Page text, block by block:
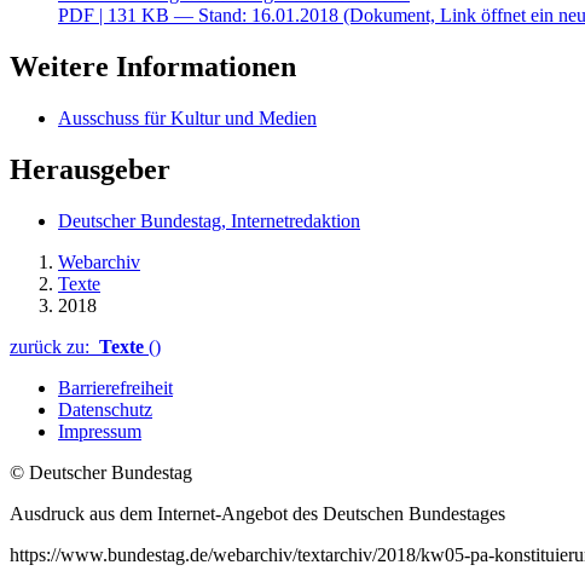
PDF | 131 KB — Stand: 16.01.2018 (Dokument, Link öffnet ein
Weitere Informationen
Ausschuss für Kultur und Medien
Herausgeber
Deutscher Bundestag, Internetredaktion
Webarchiv
Texte
2018
zurück zu: Texte ()
Barrierefreiheit
Datenschutz
Impressum
© Deutscher Bundestag
Ausdruck aus dem Internet-Angebot des Deutschen Bundestages
https://www.bundestag.de/webarchiv/textarchiv/2018/kw05-pa-